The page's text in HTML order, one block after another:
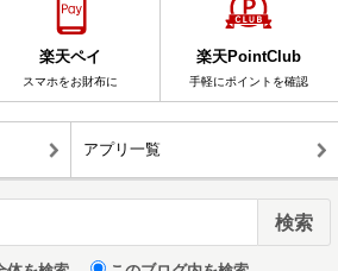
楽天ペイ
スマホをお財布に
楽天PointClub
手軽にポイントを確認
アプリ一覧